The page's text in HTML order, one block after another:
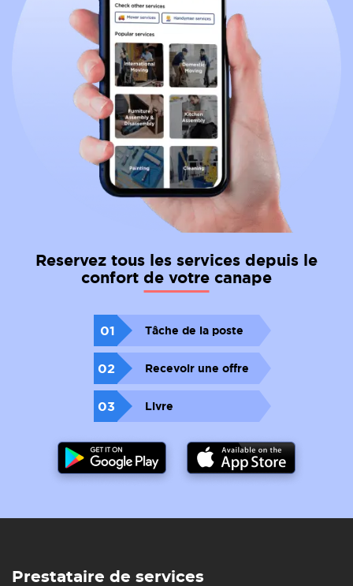
Reservez tous les services depuis le
confort de votre canape
01 Tâche de la poste
02 Recevoir une offre
03 Livre
Prestataire de services